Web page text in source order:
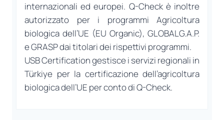
internazionali ed europei. Q-Check è inoltre
autorizzato per i programmi Agricoltura
biologica dell’UE (EU Organic), GLOBALG.A.P.
e GRASP dai titolari dei rispettivi programmi.
USB Certification gestisce i servizi regionali in
Türkiye per la certificazione dell’agricoltura
biologica dell’UE per conto di Q-Check.